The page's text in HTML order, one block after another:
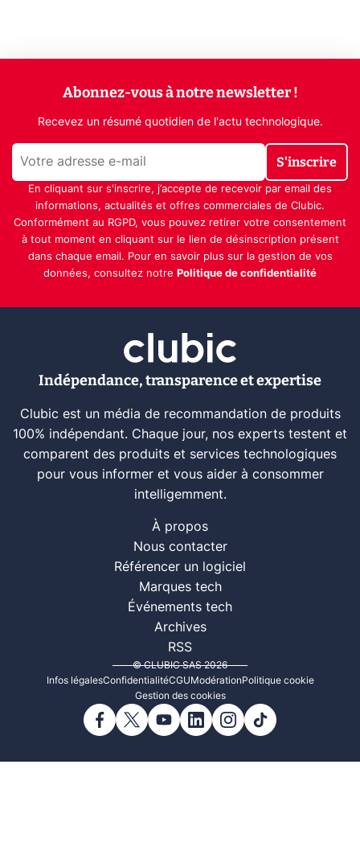
Abonnez-vous à notre newsletter !
Recevez un résumé quotidien de l'actu technologique.
S'inscrire
En cliquant sur s'inscrire, j’accepte de recevoir par email des
informations, actualités et offres commerciales de Clubic.
Conformément au RGPD, vous pouvez retirer votre consentement
à tout moment en cliquant sur le lien de désinscription présent
dans chaque email. Pour en savoir plus sur la gestion de vos
données, consultez notre Politique de confidentialité
Indépendance, transparence et expertise
Clubic est un média de recommandation de produits
100% indépendant. Chaque jour, nos experts testent et
comparent des produits et services technologiques
pour vous informer et vous aider à consommer
intelligemment.
À propos
Nous contacter
Référencer un logiciel
Marques tech
Événements tech
Archives
RSS
© CLUBIC SAS 2026
Infos légalesConfidentialitéCGUModérationPolitique cookie
Gestion des cookies